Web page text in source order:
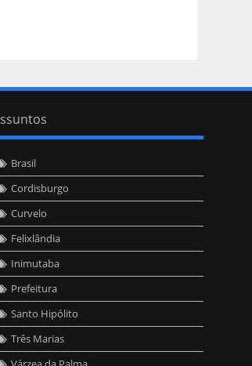
Brasil
Cordisburgo
Curvelo
Felixlândia
Inimutaba
Prefeitura
Santo Hipólito
Três Marias